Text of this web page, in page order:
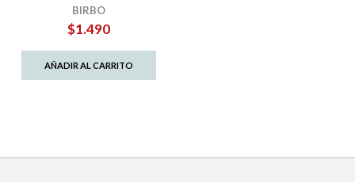
BIRBO
$1.490
AÑADIR AL CARRITO